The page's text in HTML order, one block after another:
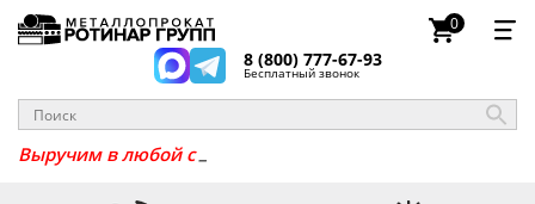
8 (800) 777-67-93
Бесплатный звонок
0
Выручим в любо _